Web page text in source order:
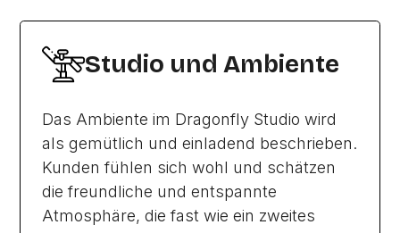
Studio und Ambiente
Das Ambiente im Dragonfly Studio wird
als gemütlich und einladend beschrieben.
Kunden fühlen sich wohl und schätzen
die freundliche und entspannte
Atmosphäre, die fast wie ein zweites